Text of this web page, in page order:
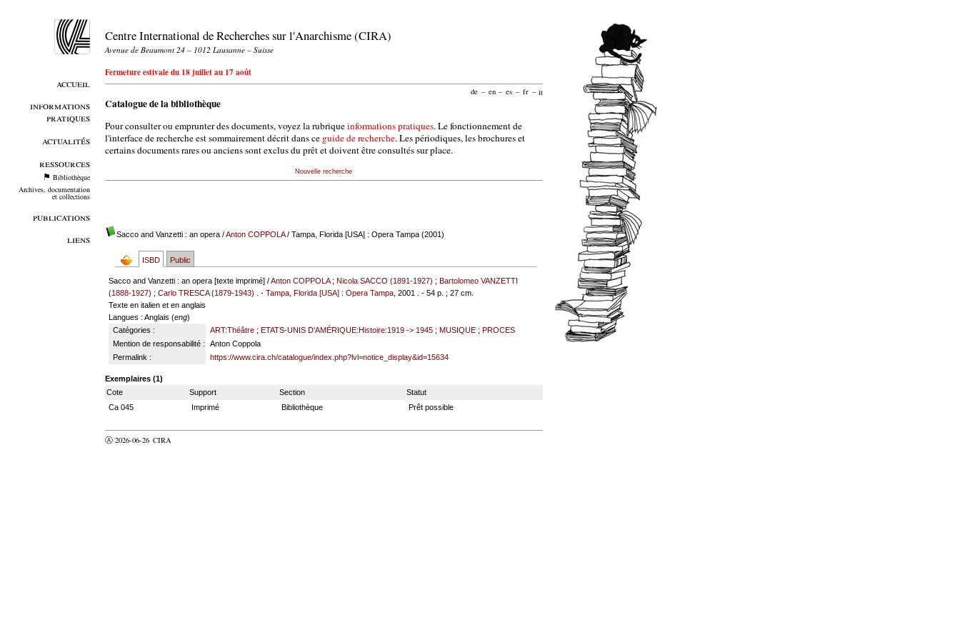
accueil
informations
pratiques
actualités
ressources
Bibliothèque
Archives, documentation
et collections
publications
liens
Centre International de Recherches sur l'Anarchisme (CIRA)
Avenue de Beaumont 24 – 1012 Lausanne – Suisse
Fermeture estivale du 18 juillet au 17 août
de – en – es – fr – it
Catalogue de la bibliothèque
Pour consulter ou emprunter des documents, voyez la rubriqueinformations pratiques. Le fonctionnement de
l'interface de recherche est sommairement décrit dans ce guide de recherche. Les périodiques, les brochures et
certains documents rares ou anciens sont exclus du prêt et doivent être consultés sur place.
Nouvelle recherche
Sacco and Vanzetti : an opera/Anton COPPOLA/ Tampa, Florida [USA] : Opera Tampa (2001)
ISBD Public
Sacco and Vanzetti : an opera [texte imprimé] /Anton COPPOLA;Nicola SACCO (1891-1927) ;Bartolomeo VANZETTI
(1888-1927) ;Carlo TRESCA (1879-1943) . -Tampa, Florida [USA] : Opera Tampa , 2001 . - 54 p. ; 27 cm.
Texte en italien et en anglais
Langues : Anglais (eng)
Catégories :
ART:Théâtre; ETATS-UNIS D'AMÉRIQUE:Histoire:1919 -> 1945; MUSIQUE; PROCES
Mention de responsabilité :
Anton Coppola
Permalink :
https://www.cira.ch/catalogue/index.php?lvl=notice_display&id=15634
Exemplaires (1)
Cote
Support Section
Statut
Ca 045
Imprimé Bibliothèque Prêt possible
Ⓐ 2026-06-26 CIRA